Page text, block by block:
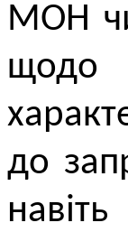
МОН
щодо
до